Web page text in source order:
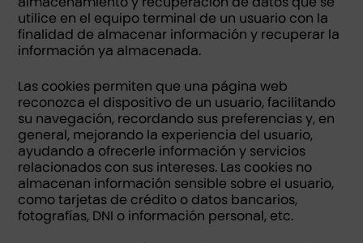
utilice en el equipo terminal de un usuario con la
finalidad de almacenar información y recuperar la
información ya almacenada.
Las cookies permiten que una página web
reconozca el dispositivo de un usuario, facilitando
su navegación, recordando sus preferencias y, en
general, mejorando la experiencia del usuario,
ayudando a ofrecerle información y servicios
relacionados con sus intereses. Las cookies no
almacenan información sensible sobre el usuario,
como tarjetas de crédito o datos bancarios,
fotografías, DNI o información personal, etc.